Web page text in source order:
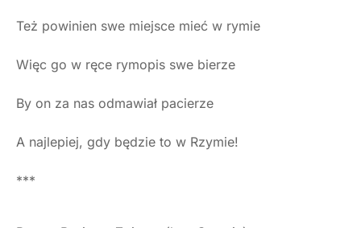
Też powinien swe miejsce mieć w rymie
Więc go w ręce rymopis swe bierze
By on za nas odmawiał pacierze
A najlepiej, gdy będzie to w Rzymie!
***